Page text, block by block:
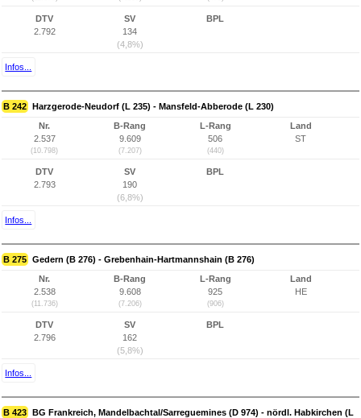
DTV
2.792
SV
134
(4,8%)
BPL
Infos...
B 242 Harzgerode-Neudorf (L 235) - Mansfeld-Abberode (L 230)
Nr.
2.537
(10.798)
B-Rang
9.609
(7.207)
L-Rang
506
(440)
Land
ST
DTV
2.793
SV
190
(6,8%)
BPL
Infos...
B 275 Gedern (B 276) - Grebenhain-Hartmannshain (B 276)
Nr.
2.538
(11.736)
B-Rang
9.608
(7.206)
L-Rang
925
(906)
Land
HE
DTV
2.796
SV
162
(5,8%)
BPL
Infos...
B 423 BG Frankreich, Mandelbachtal/Sarreguemines (D 974) - nördl. Habkirchen (L